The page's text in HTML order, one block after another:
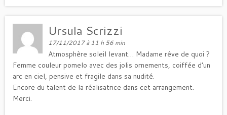
Ursula Scrizzi
17/11/2017 à 11 h 56 min
Atmosphère soleil levant… Madame rêve de quoi ?
Femme couleur pomelo avec des jolis ornements, coiffée d’un
arc en ciel, pensive et fragile dans sa nudité.
Encore du talent de la réalisatrice dans cet arrangement.
Merci.